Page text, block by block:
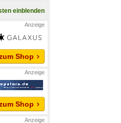
einblenden
Shop
Shop